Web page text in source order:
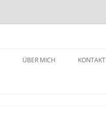
ÜBER MICH KONTAKT